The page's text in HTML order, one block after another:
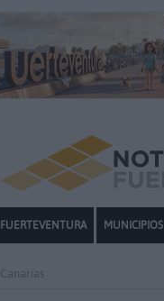
FUERTEVENTURA MUNICIPIOS
Canarias